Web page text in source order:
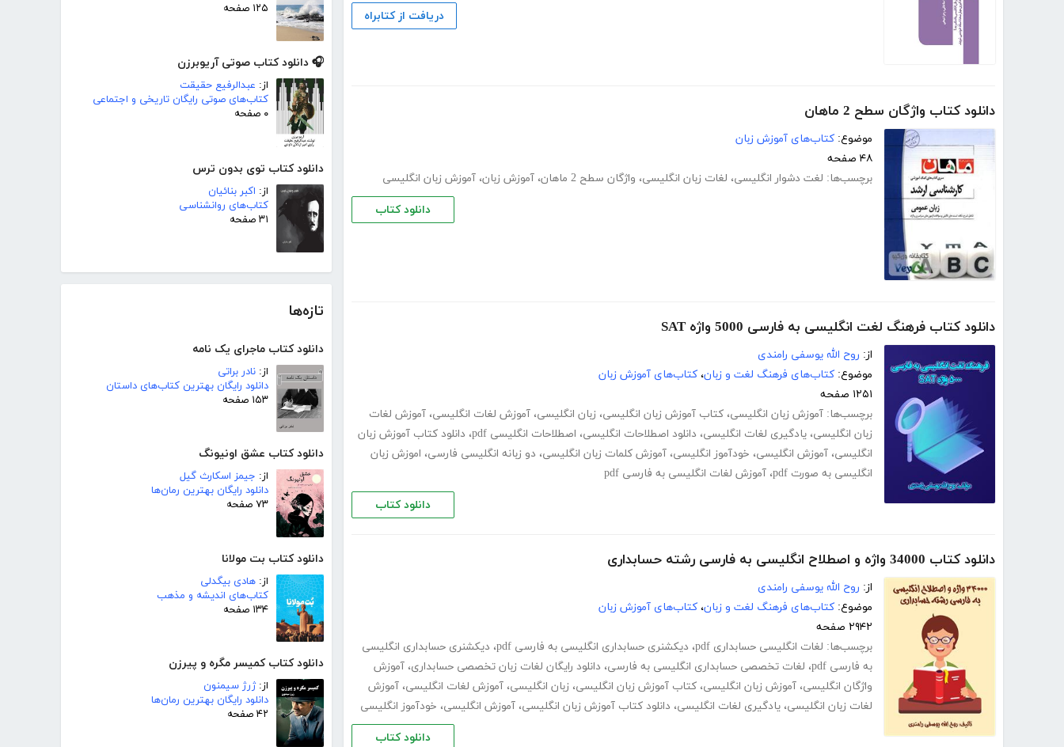
۱۲۵ صفحه
🎧 دانلود کتاب صوتی آریوبرزن
از: عبدالرفیع حقیقت
کتاب‌های صوتی رایگان تاریخی و اجتماعی
۰ صفحه
دانلود کتاب توی بدون ترس
از: اکبر بنائیان
کتاب‌های روانشناسی
۳۱ صفحه
تازه‌ها
دانلود کتاب ماجرای یک نامه
از: نادر براتی
دانلود رایگان بهترین کتاب‌های داستان
۱۵۳ صفحه
دانلود کتاب عشق اونیونگ
از: جیمز اسکارث گیل
دانلود رایگان بهترین رمان‌ها
۷۳ صفحه
دانلود کتاب بت مولانا
از: هادی بیگدلی
کتاب‌های اندیشه و مذهب
۱۳۴ صفحه
دانلود کتاب کمیسر مگره و پیرزن
از:ژرژ سیمنون
دانلود رایگان بهترین رمان‌ها
۴۲ صفحه
دریافت از کتابراه
دانلود کتاب واژگان سطح 2 ماهان
موضوع: کتاب‌های آموزش زبان
۴۸ صفحه
برچسب‌ها: لغت دشوار انگلیسی، لغات زبان انگلیسی، واژگان سطح 2 ماهان ، آموزش زبان، آموزش زبان انگلیسی
دانلود کتاب
دانلود کتاب فرهنگ لغت انگلیسی به فارسی 5000 واژه SAT
از: روح الله یوسفی رامندی
موضوع: کتاب‌های فرهنگ لغت و زبان، کتاب‌های آموزش زبان
۱۲۵۱ صفحه
برچسب‌ها: آموزش زبان انگلیسی، کتاب آموزش زبان انگلیسی، زبان انگلیسی، آموزش لغات انگلیسی، آموزش لغات
زبان انگلیسی، یادگیری لغات انگلیسی، دانلود اصطلاحات انگلیسی، اصطلاحات انگلیسی pdf ، دانلود کتاب آموزش زبان
انگلیسی، آموزش انگلیسی، خودآموز انگلیسی، آموزش کلمات زبان انگلیسی، دو زبانه انگلیسی فارسی، اموزش زبان
انگلیسی به صورت pdf
، آموزش لغات انگلیسی به فارسی pdf
دانلود کتاب
دانلود کتاب 34000 واژه و اصطلاح انگلیسی به فارسی رشته حسابداری
از: روح الله یوسفی رامندی
موضوع: کتاب‌های فرهنگ لغت و زبان، کتاب‌های آموزش زبان
۲۹۴۲ صفحه
برچسب‌ها: لغات انگلیسی حسابداری pdf ، دیکشنری حسابداری انگلیسی به فارسی pdf ، دیکشنری حسابداری انگلیسی
به فارسی pdf
، لغات تخصصی حسابداری انگلیسی به فارسی، دانلود رایگان لغات زبان تخصصی حسابداری، آموزش
واژگان انگلیسی، آموزش زبان انگلیسی، کتاب آموزش زبان انگلیسی، زبان انگلیسی، آموزش لغات انگلیسی، آموزش
لغات زبان انگلیسی، یادگیری لغات انگلیسی، دانلود کتاب آموزش زبان انگلیسی، آموزش انگلیسی، خودآموز انگلیسی
دانلود کتاب